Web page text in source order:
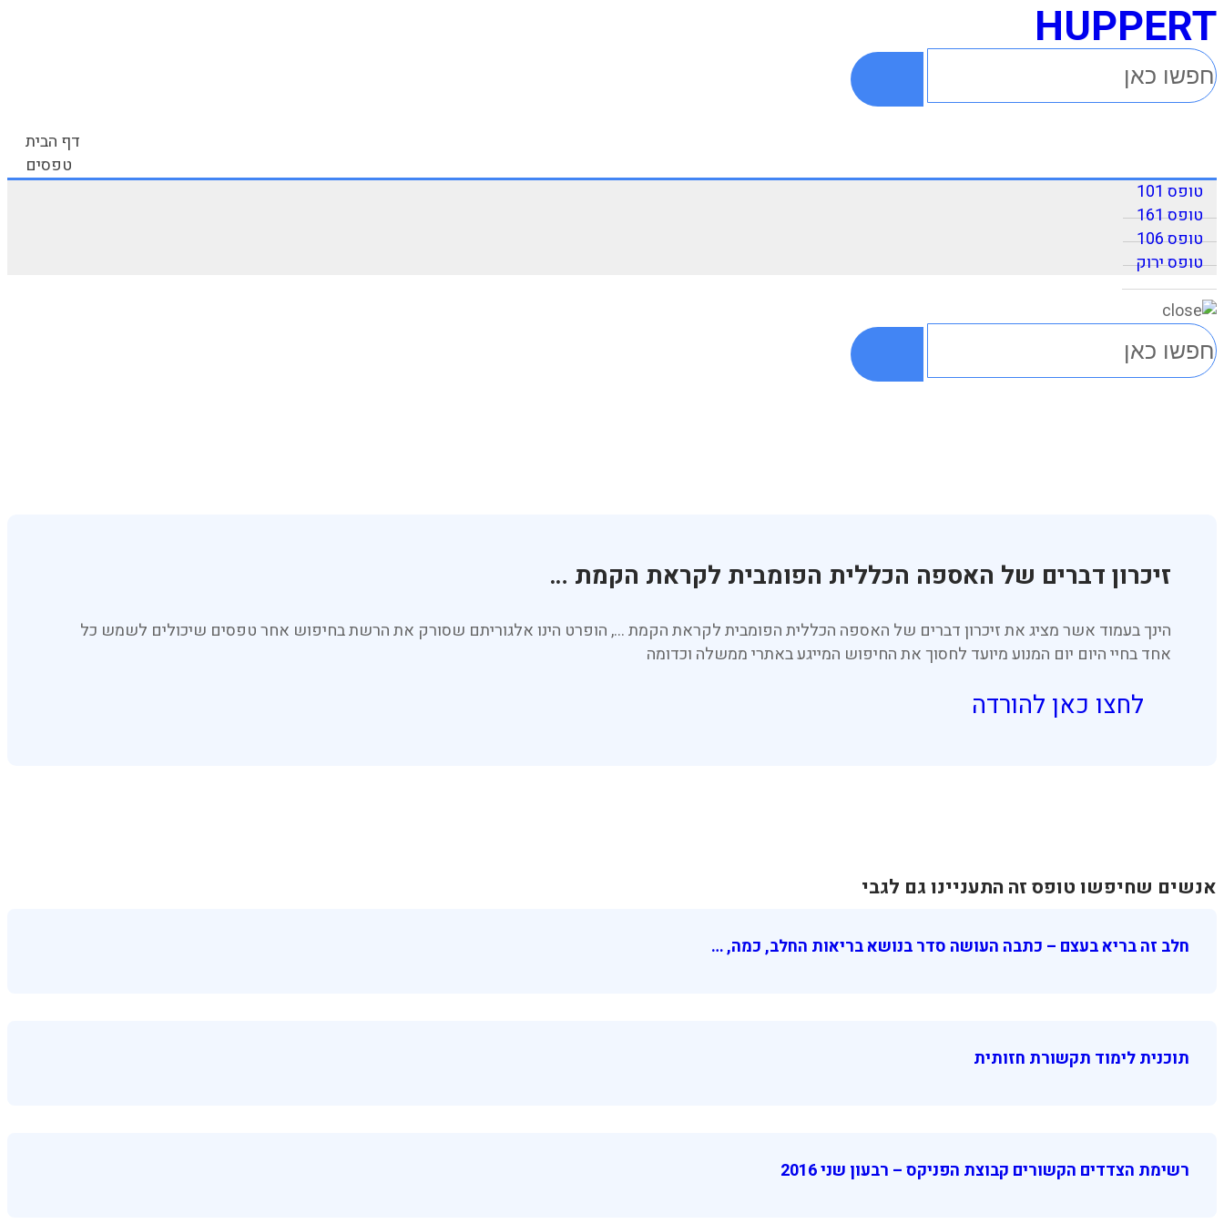
HUPPERT
דף הבית
טפסים
טופס 101
טופס 161
טופס 106
טופס ירוק
זיכרון דברים של האספה הכללית הפומבית לקראת הקמת …
הינך בעמוד אשר מציג את זיכרון דברים של האספה הכללית הפומבית לקראת הקמת …, הופרט הינו אלגוריתם שסורק את הרשת בחיפוש אחר טפסים שיכולים לשמש כל
אחד בחיי היום יום המנוע מיועד לחסוך את החיפוש המייגע באתרי ממשלה וכדומה
לחצו כאן להורדה
אנשים שחיפשו טופס זה התעניינו גם לגבי
חלב זה בריא בעצם – כתבה העושה סדר בנושא בריאות החלב, כמה, …
תוכנית לימוד תקשורת חזותית
רשימת הצדדים הקשורים קבוצת הפניקס – רבעון שני 2016